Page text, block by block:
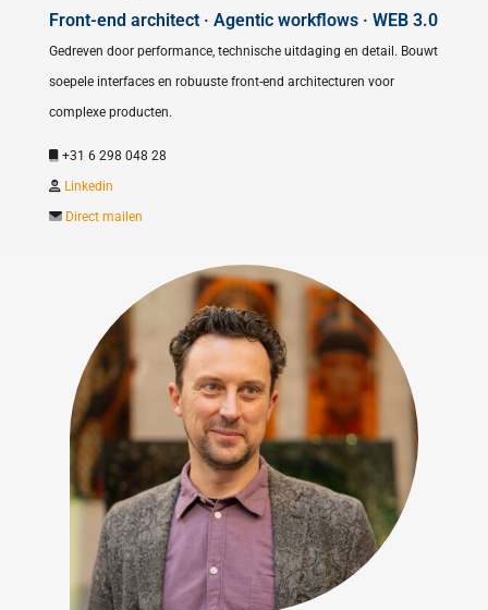
Front-end architect · Agentic workflows · WEB 3.0
Gedreven door performance, technische uitdaging en detail. Bouwt
soepele interfaces en robuuste front-end architecturen voor
complexe producten.
+31 6 298 048 28
Linkedin
Direct mailen